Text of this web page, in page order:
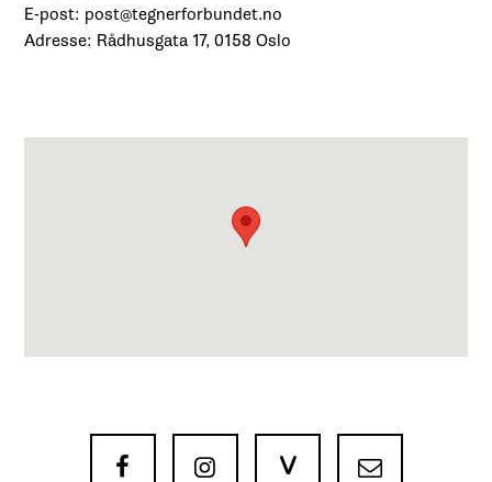
E-post: post@tegnerforbundet.no
Adresse: Rådhusgata 17, 0158 Oslo
  V 